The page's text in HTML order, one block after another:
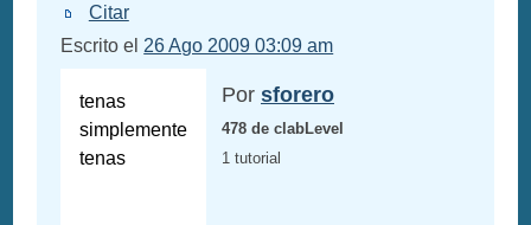
Citar
Escrito el 26 Ago 2009 03:09 am
tenas
simplemente
tenas
Por sforero
478 de clabLevel
1 tutorial